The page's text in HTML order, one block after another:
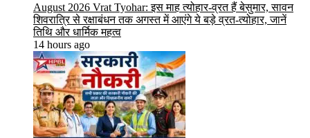
August 2026 Vrat Tyohar: इस माह त्योहार-व्रत हैं बेसुमार, सावन
शिवरात्रि से रक्षाबंधन तक अगस्त में आएंगे ये बड़े व्रत-त्योहार, जानें
तिथि और धार्मिक महत्व
14 hours ago